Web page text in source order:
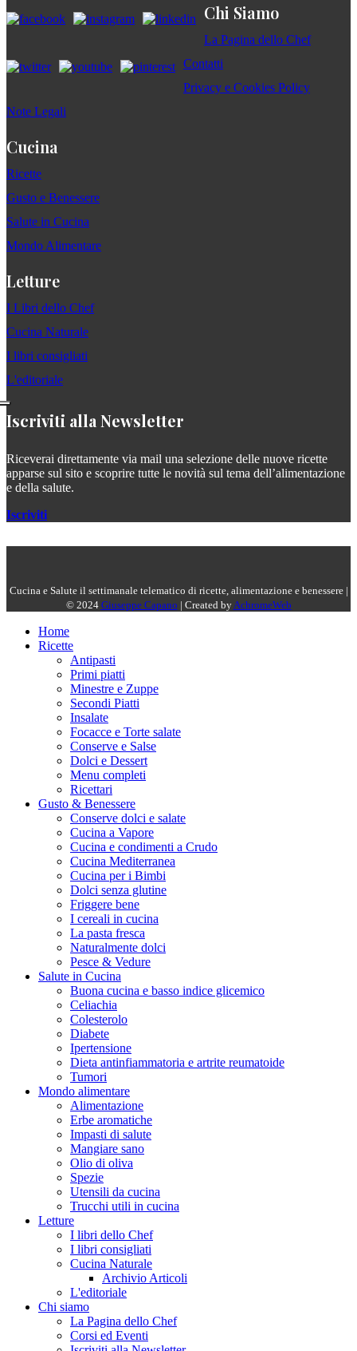
Chi Siamo
La Pagina dello Chef
Contatti
Privacy e Cookies Policy
Note Legali
Cucina
Ricette
Gusto e Benessere
Salute in Cucina
Mondo Alimentare
Letture
I Libri dello Chef
Cucina Naturale
I libri consigliati
L'editoriale
Iscriviti alla Newsletter
Riceverai direttamente via mail una selezione delle nuove ricette
apparse sul sito e scoprire tutte le novità sul tema dell’alimentazione
e della salute.
Iscriviti
Cucina e Salute il settimanale telematico di ricette, alimentazione e benessere |
© 2024 Giuseppe Capano | Created byAchromeWeb
Home
Ricette
Antipasti
Primi piatti
Minestre e Zuppe
Secondi Piatti
Insalate
Focacce e Torte salate
Conserve e Salse
Dolci e Dessert
Menu completi
Ricettari
Gusto & Benessere
Conserve dolci e salate
Cucina a Vapore
Cucina e condimenti a Crudo
Cucina Mediterranea
Cucina per i Bimbi
Dolci senza glutine
Friggere bene
I cereali in cucina
La pasta fresca
Naturalmente dolci
Pesce & Vedure
Salute in Cucina
Buona cucina e basso indice glicemico
Celiachia
Colesterolo
Diabete
Ipertensione
Dieta antinfiammatoria e artrite reumatoide
Tumori
Mondo alimentare
Alimentazione
Erbe aromatiche
Impasti di salute
Mangiare sano
Olio di oliva
Spezie
Utensili da cucina
Trucchi utili in cucina
Letture
I libri dello Chef
I libri consigliati
Cucina Naturale
Archivio Articoli
L'editoriale
Chi siamo
La Pagina dello Chef
Corsi ed Eventi